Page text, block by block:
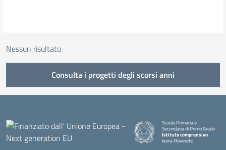
Nessun risultato
Consulta i progetti degli scorsi anni
Scuola Primaria e
Secondaria di Primo Grado
Istituto comprensivo
Isera-Rovereto